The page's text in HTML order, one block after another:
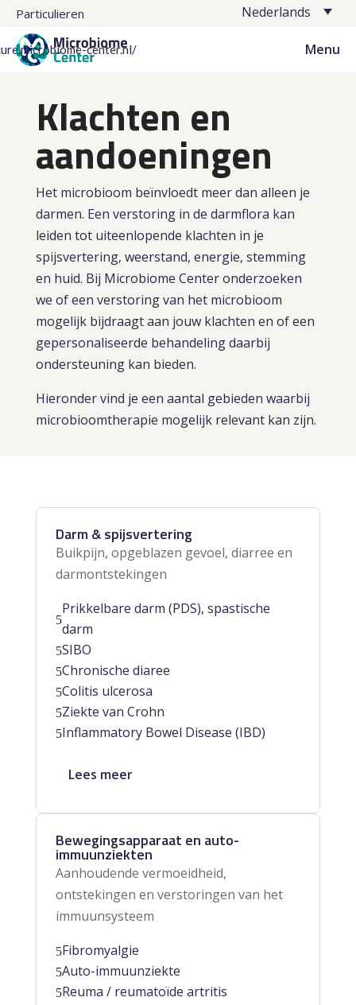
Particulieren Nederlands
center.nl/ Menu
Klachten en
aandoeningen
Het microbioom beïnvloedt meer dan alleen je
darmen. Een verstoring in de darmflora kan
leiden tot uiteenlopende klachten in je
spijsvertering, weerstand, energie, stemming
en huid. Bij Microbiome Center onderzoeken
we of een verstoring van het microbioom
mogelijk bijdraagt aan jouw klachten en of een
gepersonaliseerde behandeling daarbij
ondersteuning kan bieden.
Hieronder vind je een aantal gebieden waarbij
microbioomtherapie mogelijk relevant kan zijn.
Darm & spijsvertering
Buikpijn, opgeblazen gevoel, diarree en
darmontstekingen
5
Prikkelbare darm (PDS), spastische
darm
5SIBO
5Chronische diaree
5Colitis ulcerosa
5Ziekte van Crohn
5Inflammatory Bowel Disease (IBD)
Lees meer
Bewegingsapparaat en auto-
immuunziekten
Aanhoudende vermoeidheid,
ontstekingen en verstoringen van het
immuunsysteem
5Fibromyalgie
5Auto-immuunziekte
5Reuma / reumatoïde artritis